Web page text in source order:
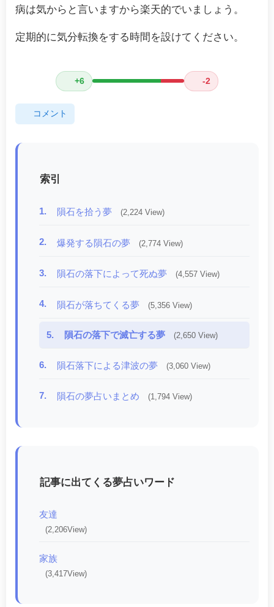
病は気からと言いますから楽天的でいましょう。
定期的に気分転換をする時間を設けてください。
+6 -2
コメント
索引
1. 隕石を拾う夢 (2,224 View)
2. 爆発する隕石の夢 (2,774 View)
3. 隕石の落下によって死ぬ夢 (4,557 View)
4. 隕石が落ちてくる夢 (5,356 View)
5. 隕石の落下で滅亡する夢 (2,650 View)
6. 隕石落下による津波の夢 (3,060 View)
7. 隕石の夢占いまとめ (1,794 View)
記事に出てくる夢占いワード
友達
(2,206View)
家族
(3,417View)